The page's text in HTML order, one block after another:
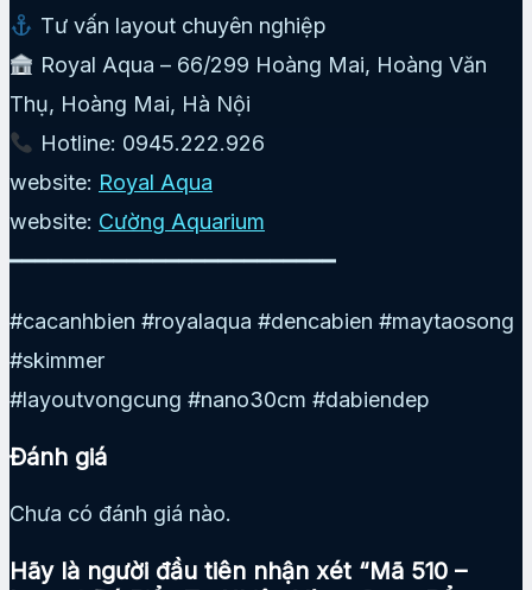
Tư vấn layout chuyên nghiệp
Royal Aqua – 66/299 Hoàng Mai, Hoàng Văn
Thụ, Hoàng Mai, Hà Nội
Hotline: 0945.222.926
website: Royal Aqua
website: Cường Aquarium
━━━━━━━━━━━━━━━━━━━━━━━━━
#cacanhbien #royalaqua #dencabien #maytaosong
#skimmer
#layoutvongcung #nano30cm #dabiendep
Đánh giá
Chưa có đánh giá nào.
Hãy là người đầu tiên nhận xét “Mã 510 –